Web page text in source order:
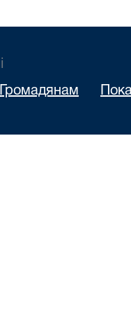
Громадянам